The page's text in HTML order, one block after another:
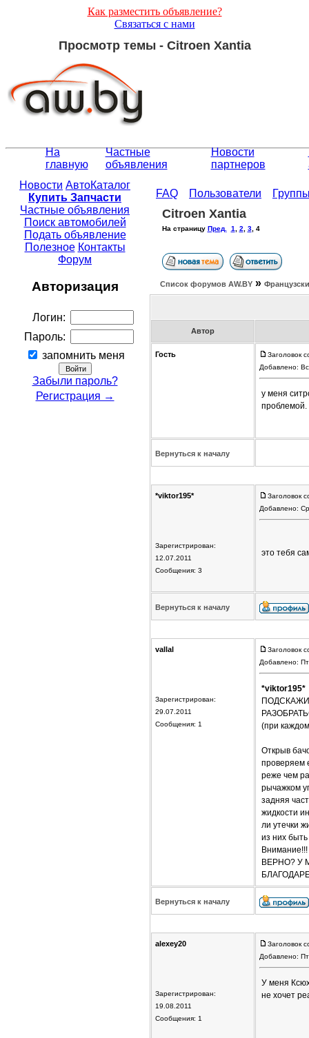
Как разместить объявление?
Связаться с нами
Просмотр темы - Citroen Xantia
На
главную
Частные
объявления
Новости
партнеров
Новости АвтоКаталог
Купить Запчасти
Частные объявления
Поиск автомобилей
Подать объявление
Полезное Контакты
Форум
Авторизация
Логин:
Пароль:
запомнить меня
Забыли пароль?
Регистрация →
FAQ Пользователи
Citroen Xantia
На страницу Пред. 1 2 3, 4
Список форумов АW.BY »
Автор
Гость
Заголовок
Добавлено:
у меня
проблемой.
Вернуться к началу
*viktor195*
Зарегистрирован:
12.07.2011
Сообщения: 3
Заголовок
Добавлено:
это тебя
Вернуться к началу
vallal
Зарегистрирован:
29.07.2011
Сообщения: 1
Заголовок
Добавлено:
*viktor195*
(при
Открыв
проверяем
реже чем
рычажком
задняя
жидкости
ли утечки
из них
ВЕРНО? У
Вернуться к началу
alexey20
Зарегистрирован:
19.08.2011
Сообщения: 1
Заголовок
Добавлено:
У меня
не хочет